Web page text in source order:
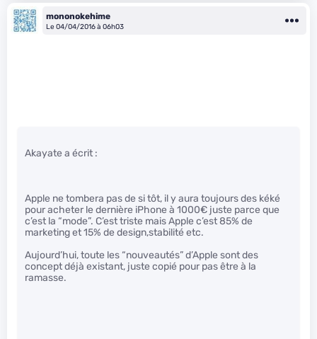
mononokehime
Le 04/04/2016 à 06h03
Akayate a écrit :
Apple ne tombera pas de si tôt, il y aura toujours des kéké
pour acheter le dernière iPhone à 1000€ juste parce que
c’est la “mode”. C’est triste mais Apple c’est 85% de
marketing et 15% de design,stabilité etc.
Aujourd’hui, toute les “nouveautés” d’Apple sont des
concept déjà existant, juste copié pour pas être à la
ramasse.